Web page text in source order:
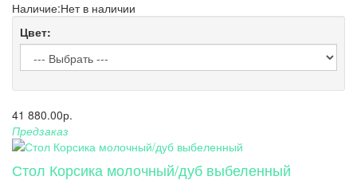
Наличие:Нет в наличии
Цвет:
41 880.00р.
Предзаказ
Стол Корсика молочный/дуб выбеленный